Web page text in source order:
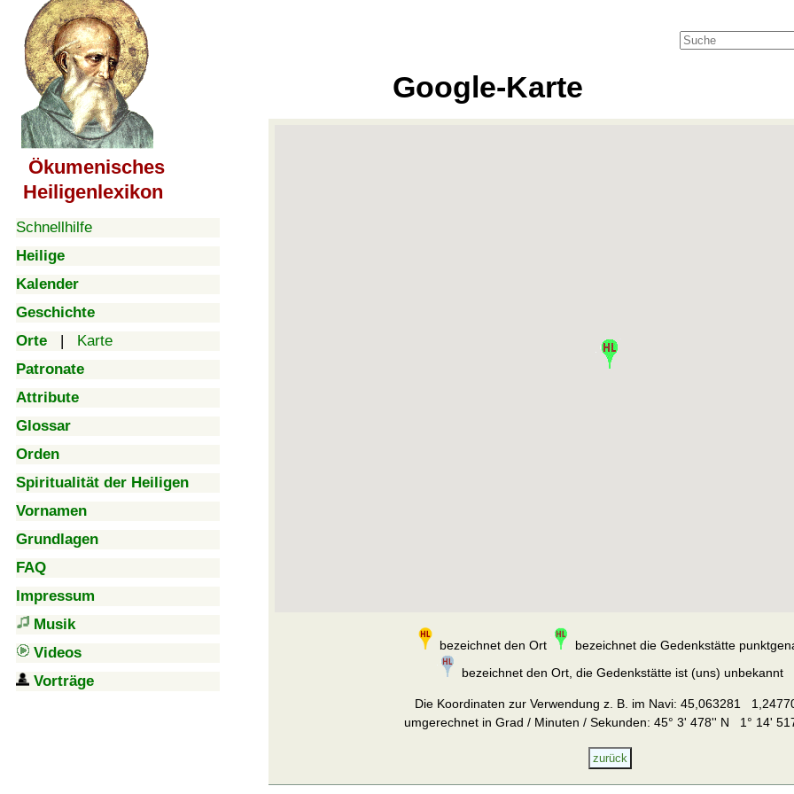
Ökumenisches
Heiligenlexikon
Schnellhilfe
Heilige
Kalender
Geschichte
Orte | Karte
Patronate
Attribute
Glossar
Orden
Spiritualität der Heiligen
Vornamen
Grundlagen
FAQ
Impressum
Musik
Videos
Vorträge
Google-Karte
bezeichnet den Ort
bezeichnet die Gedenkstätte
bezeichnet den Ort, die Gedenkstätte ist (uns) unbekannt
Die Koordinaten zur Verwendung z. B. im Navi: 45,063281
umgerechnet in Grad / Minuten / Sekunden: 45° 3' 478'' N 1° 14'